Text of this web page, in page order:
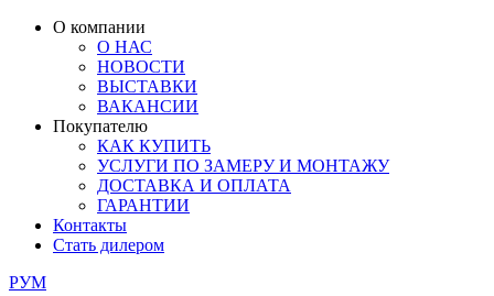
ИЗ МАССИВА ОЛЬХИ
РАСПРОДАЖА ОСТАТКОВ
ВСЕ ДВЕРИ
ПОД ОБОИ И ПОКРАСКУ
РАЗДВИЖНЫЕ ПЕРЕГОРОДКИ
КОМПЛЕКТУЮЩИЕ
ОГРАНИЧИТЕЛИ
ПЕТЛИ
РАЗДВИЖНАЯ СИСТЕМА
СТЕНОВЫЕ ПАНЕЛИ
О компании
О НАС
НОВОСТИ
ВЫСТАВКИ
ВАКАНСИИ
Покупателю
КАК КУПИТЬ
УСЛУГИ ПО ЗАМЕРУ И МОНТАЖУ
ДОСТАВКА И ОПЛАТА
ГАРАНТИИ
Контакты
Стать дилером
РУМ